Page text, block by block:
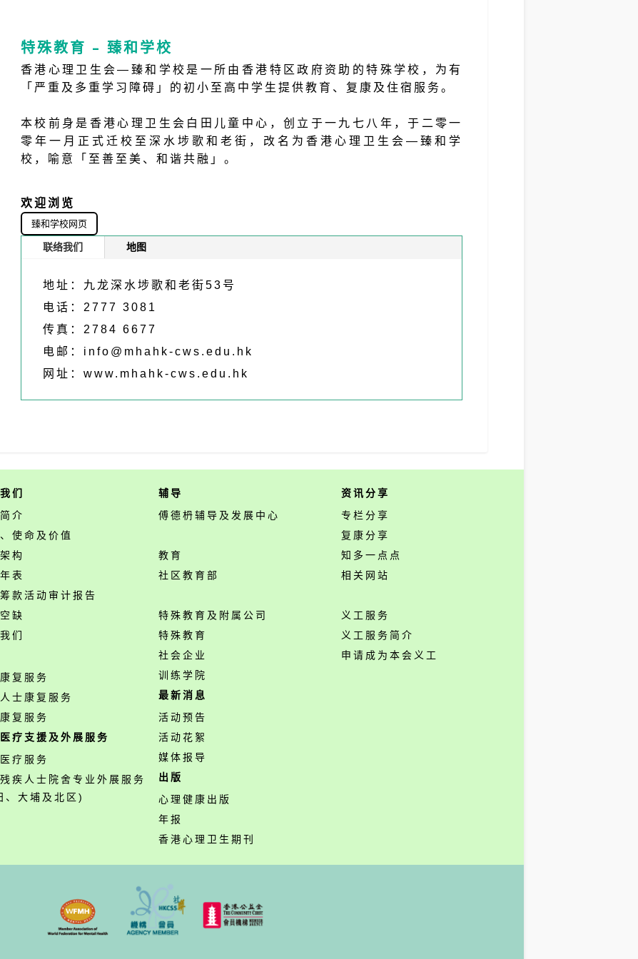
特殊教育 – 臻和学校
香港心理卫生会—臻和学校是一所由香港特区政府资助的特殊学校，为有
「严重及多重学习障碍」的初小至高中学生提供教育、复康及住宿服务。
本校前身是香港心理卫生会白田儿童中心，创立于一九七八年，于二零一
零年一月正式迁校至深水埗歌和老街，改名为香港心理卫生会—臻和学
校，喻意「至善至美、和谐共融」。
欢迎浏览
臻和学校网页
联络我们 地图
地址：九龙深水埗歌和老街53号
电话：2777 3081
传真：2784 6677
电邮： info@mhahk-cws.edu.hk
网址： www.mhahk-cws.edu.hk
们
介
使命及价值
构
表
款活动审计报告
缺
们
复服务
士康复服务
复服务
疗支援及外展服务
疗服务
疾人士院舍专业外展服务
、大埔及北区)
辅导
傅德枬辅导及发展中心
教育
社区教育部
特殊教育及附属公司
特殊教育
社会企业
训练学院
最新消息
活动预告
活动花絮
媒体报导
出版
心理健康出版
年报
香港心理卫生期刊
资讯分享
专栏分享
复康分享
知多一点点
相关网站
义工服务
义工服务简介
申请成为本会义工